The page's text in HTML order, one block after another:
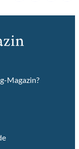
Magazin?